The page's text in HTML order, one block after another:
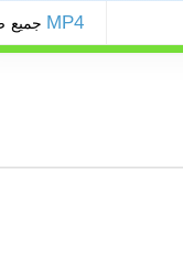
MP4